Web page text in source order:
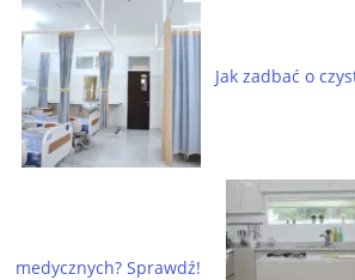
Jak zadbać o
medycznych? Sprawdź!